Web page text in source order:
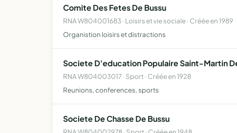
Comite Des Fetes De Bussu
RNA W804001683 · Loisirs et vie sociale · Créée en 1989
Organistion loisirs et distractions
Societe D'education Populaire Saint-Martin
RNA W804003017 · Sport · Créée en 1928
Reunions, conferences, sports
Societe De Chasse De Bussu